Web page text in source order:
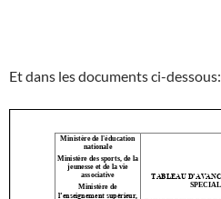
Et dans les documents ci-dessous: